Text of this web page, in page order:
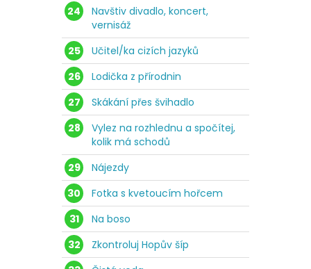
24
Navštiv divadlo, koncert,
vernisáž
25
Učitel/ka cizích jazyků
26
Lodička z přírodnin
27
Skákání přes švihadlo
28
Vylez na rozhlednu a spočítej,
kolik má schodů
29
Nájezdy
30
Fotka s kvetoucím hořcem
31
Na boso
32
Zkontroluj Hopův šíp